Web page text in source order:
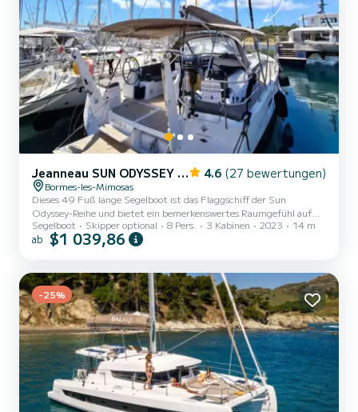
Jeanneau SUN ODYSSEY 490 PERFORMANCE 4.6 (27 bewertungen)
Bormes-les-Mimosas
Dieses 49 Fuß lange Segelboot ist das Flaggschiff der Sun
Odyssey-Reihe und bietet ein bemerkenswertes Raumgefühl auf
allen Ebenen. Die vordere Kabine, eine echte Master-Suite, verfügt
über ein etwa 1,60 m x 2 m großes Bett, viel Stauraum, einen
Badezimmer mit Dusche, Waschbecken und separates WC. Alles ist
lichtdurchflutet, luftig und verfügt über eine gute
Schalldämmung. Der geräu...
Segelboot Skipper optional 8 Pers. 3 Kabinen 2023 14 m
ab $1 039,86
-25%